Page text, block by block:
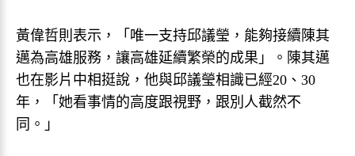
黃偉哲則表示，「唯一支持邱議瑩，能夠接續陳其
邁為高雄服務，讓高雄延續繁榮的成果」。陳其邁
也在影片中相挺說，他與邱議瑩相識已經20、30
年，「她看事情的高度跟視野，跟別人截然不
同。」